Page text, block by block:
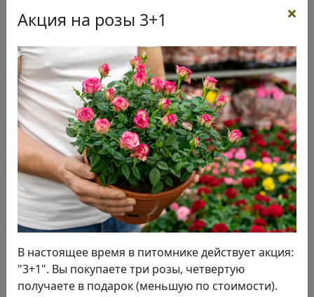
Акция на розы 3+1
В настоящее время в питомнике действует акция:
"3+1". Вы покупаете три розы, четвертую
получаете в подарок (меньшую по стоимости).